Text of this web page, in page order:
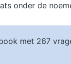
onder de
met 267